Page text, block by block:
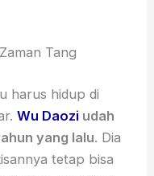
Tang
harus hidup di
Wu Daozi udah
yang lalu. Dia
tetap bisa